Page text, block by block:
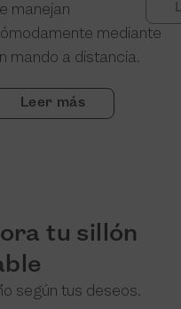
manejan
mediante
mando a distancia.
Leer más
tu sillón
según tus deseos.